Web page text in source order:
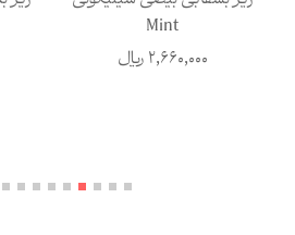
Barberry
2,660,000ریال